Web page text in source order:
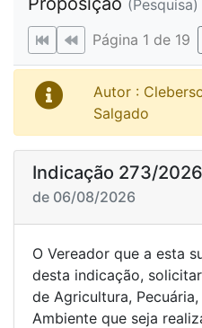
(Pesquisa)
Página 1 de 19
Autor :
Salgado
Indicação 273/2026
de 06/08/2026
O Vereador que a esta
desta indicação,
de Agricultura,
Ambiente que seja